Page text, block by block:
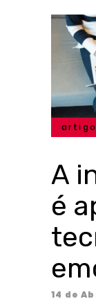
A
é
14 de